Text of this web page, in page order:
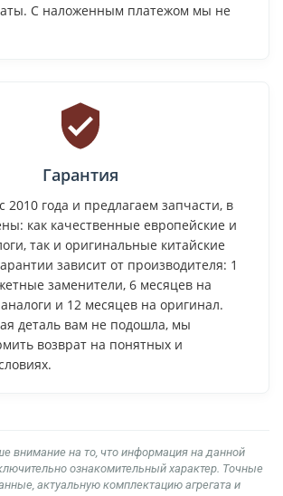
С наложенным платежом мы не
Гарантия
года и предлагаем запчасти, в
как качественные европейские и
так и оригинальные китайские
зависит от производителя: 1
заменители, 6 месяцев на
и 12 месяцев на оригинал.
деталь вам не подошла, мы
возврат на понятных и
внимание на то, что информация на данной
ознакомительный характер. Точные
актуальную комплектацию агрегата и